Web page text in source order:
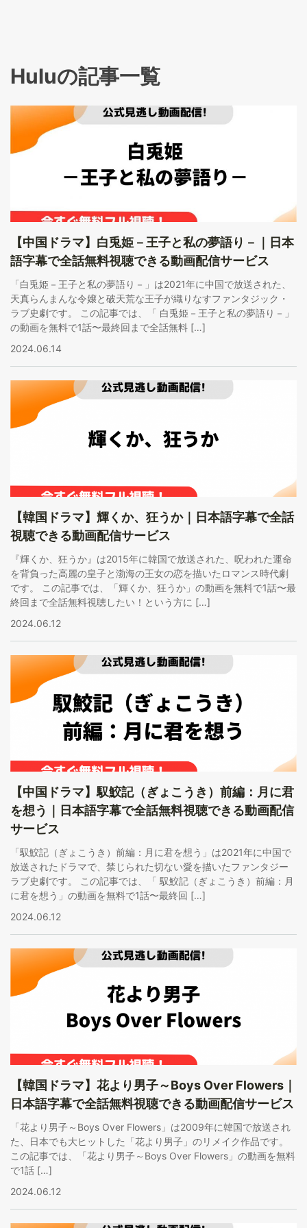
Huluの記事一覧
【中国ドラマ】白兎姫－王子と私の夢語り－｜日本
語字幕で全話無料視聴できる動画配信サービス
「白兎姫－王子と私の夢語り－」は2021年に中国で放送された、
天真らんまんな令嬢と破天荒な王子が織りなすファンタジック・
ラブ史劇です。 この記事では、「 白兎姫－王子と私の夢語り－」
の動画を無料で1話〜最終回まで全話無料 […]
2024.06.14
【韓国ドラマ】輝くか、狂うか｜日本語字幕で全話
視聴できる動画配信サービス
『輝くか、狂うか』は2015年に韓国で放送された、呪われた運命
を背負った高麗の皇子と渤海の王女の恋を描いたロマンス時代劇
です。 この記事では、「輝くか、狂うか」の動画を無料で1話〜最
終回まで全話無料視聴したい！という方に […]
2024.06.12
【中国ドラマ】馭鮫記（ぎょこうき）前編：月に君
を想う｜日本語字幕で全話無料視聴できる動画配信
サービス
「馭鮫記（ぎょこうき）前編：月に君を想う」は2021年に中国で
放送されたドラマで、禁じられた切ない愛を描いたファンタジー
ラブ史劇です。 この記事では、「 馭鮫記（ぎょこうき）前編：月
に君を想う」の動画を無料で1話〜最終回 […]
2024.06.12
【韓国ドラマ】花より男子～Boys Over Flowers｜
日本語字幕で全話無料視聴できる動画配信サービス
「花より男子～Boys Over Flowers」は2009年に韓国で放送され
た、日本でも大ヒットした「花より男子」のリメイク作品です。
この記事では、「花より男子～Boys Over Flowers」の動画を無料
で1話 […]
2024.06.12